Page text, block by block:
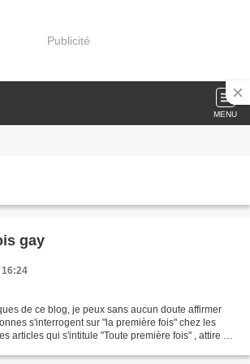
Publicité
MENU
gay
16:24
de ce blog, je peux sans aucun doute affirmer
s'interrogent sur "la première fois" chez les
articles qui s'intitule "Toute première fois" , attire de